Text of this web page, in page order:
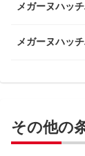
メガーヌハッ
メガーヌハッ
その他の